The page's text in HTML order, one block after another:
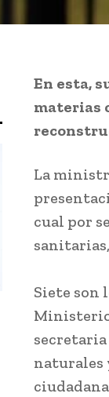
En esta,
materias
La
cual por
Siete son
naturales